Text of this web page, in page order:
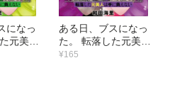
になっ
元美人
い
ある日、ブスになっ
た。 転落した元美人
は手に負えない
¥165